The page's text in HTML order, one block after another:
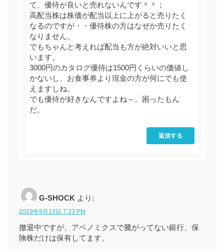
て、優待が良いと売れないんです＾＾；
高配当株は株価が配当以上に上がると売りたく
なるのですが・・優待株の方はなぜか売りたく
なりません。
でもちゃんと考えれば配当も方が絶対いいと思
います。
3000円のカタログ優待は1500円くらいの価値し
かないし、お食事券より現金の方が何にでも使
えますしね。
でも優待が好きなんですよね～。困ったもん
だ。
返信する
G-SHOCK より:
2019年9月13日 7:23 PM
撤退中ですが、アベノミクスで騰がってない銀行、保
険株だけは保有してます。